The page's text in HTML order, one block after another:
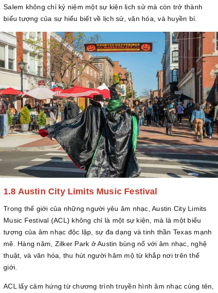
Salem không chỉ kỷ niệm một sự kiện lịch sử mà còn trở thành
biểu tượng của sự hiểu biết về lịch sử, văn hóa, và huyền bí.
1.8 Austin City Limits Music Festival
Trong thế giới của những người yêu âm nhạc, Austin City Limits
Music Festival (ACL) không chỉ là một sự kiện, mà là một biểu
tượng của âm nhạc độc lập, sự đa dạng và tinh thần Texas mạnh
mẽ. Hàng năm, Zilker Park ở Austin bùng nổ với âm nhạc, nghệ
thuật, và văn hóa, thu hút người hâm mộ từ khắp nơi trên thế
giới.
ACL lấy cảm hứng từ chương trình truyền hình âm nhạc cùng tên,